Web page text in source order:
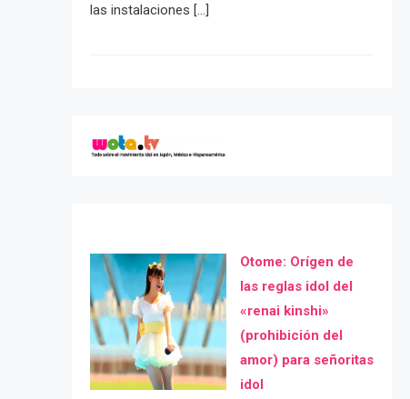
las instalaciones […]
Otome: Orígen de
las reglas idol del
«renai kinshi»
(prohibición del
amor) para señoritas
idol